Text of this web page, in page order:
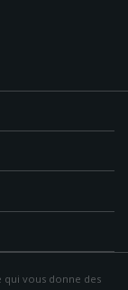
qui vous donne des